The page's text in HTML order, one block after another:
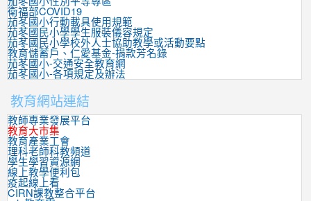
衛福部COVID19
茄苳國小行動載具使用規範
茄苳國民小學學生服裝儀容規定
茄苳國民小學校外人士協助教學或活動要點
教育儲蓄戶、仁愛基金-捐款芳名錄
茄苳國小-交通安全教育網
茄苳國小-各項規定及辦法
教育網站連結
教師專業發展平台
教育大市集
教育產業工會
理科老師科教頻道
學生學習資源網
線上教學便利包
疫起線上看
CIRN課教整合平台